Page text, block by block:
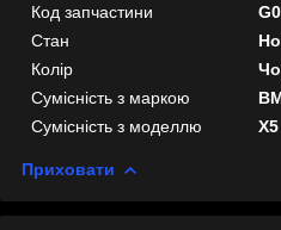
Код запчастини
Стан
Колір
Сумісність з маркою
Сумісність з моделлю
X5
Приховати